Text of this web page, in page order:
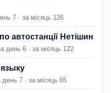
7 · за місяць 126
автостанції Нетішин
день 6 · за місяць 122
день 7 · за місяць 65